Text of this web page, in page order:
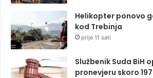
Helikopter ponovo
kod Trebinja
prije 11 sati
Službenik Suda BiH
pronevjeru skoro